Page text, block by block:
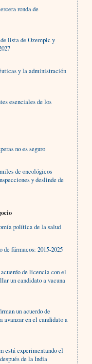
ronda de
lista de Ozempic y
y la administración
esenciales de los
no es seguro
de oncológicos
y deslinde de
política de la salud
fármacos: 2015-2025
de licencia con el
un candidato a vacuna
un acuerdo de
avanzar en el candidato a
está experimentando el
de la India